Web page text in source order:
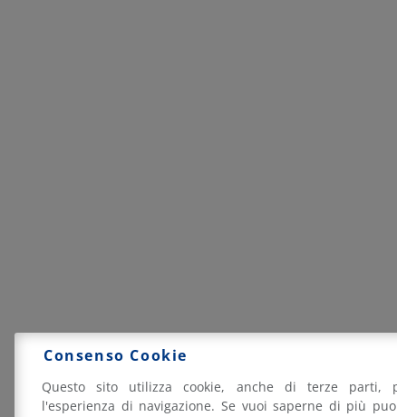
Consenso Cookie
Questo sito utilizza cookie, anche di terze parti,
l'esperienza di navigazione. Se vuoi saperne di più